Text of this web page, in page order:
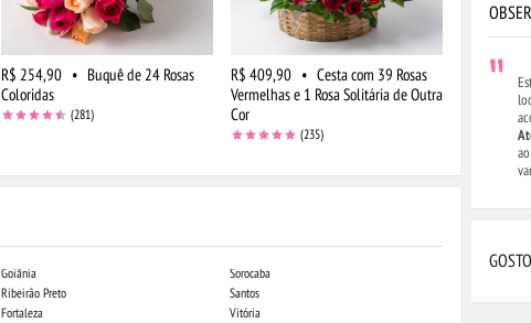
R$ 254,90 • Buquê de 24 Rosas
Coloridas
(281)
R$ 409,90 • Cesta com 39 Rosas
Vermelhas e 1 Rosa Solitária de Outra
Cor
(235)
R$ 434,90
Cor e
Goiânia
Ribeirão Preto
Fortaleza
Sorocaba
Santos
Vitória
Campo Grande